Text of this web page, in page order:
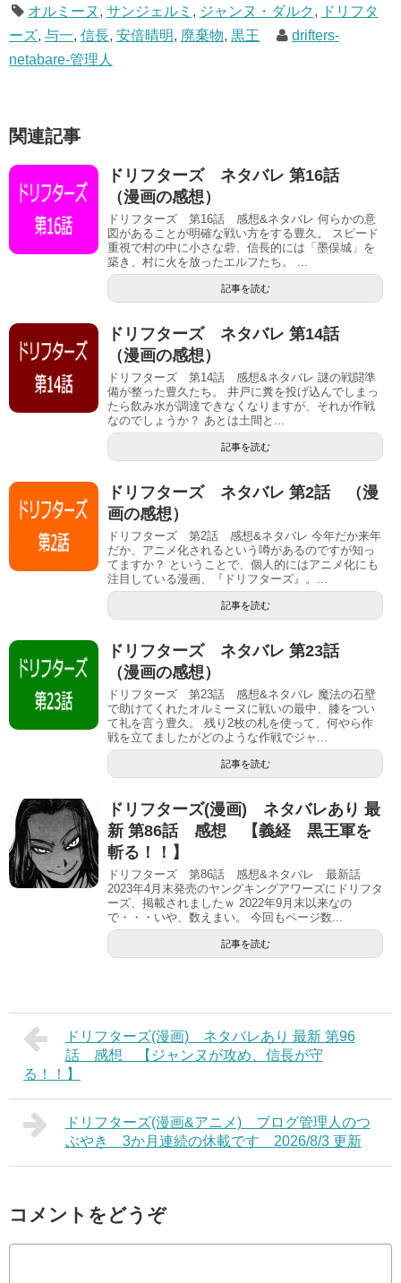
オルミーヌ , サンジェルミ , ジャンヌ・ダルク , ドリフタ
ーズ, 与一, 信長, 安倍晴明, 廃棄物, 黒王
drifters-
netabare-管理人
関連記事
ドリフターズ ネタバレ 第16話
（漫画の感想）
ドリフターズ 第16話 感想&ネタバレ 何らかの意
図があることが明確な戦い方をする豊久。 スピード
重視で村の中に小さな砦、信長的には「墨俣城」を
築き、村に火を放ったエルフたち。 ...
記事を読む
ドリフターズ ネタバレ 第14話
（漫画の感想）
ドリフターズ 第14話 感想&ネタバレ 謎の戦闘準
備が整った豊久たち。 井戸に糞を投げ込んでしまっ
たら飲み水が調達できなくなりますが、それが作戦
なのでしょうか？ あとは土間と...
記事を読む
ドリフターズ ネタバレ 第2話 （漫
画の感想）
ドリフターズ 第2話 感想&ネタバレ 今年だか来年
だか、アニメ化されるという噂があるのですが知っ
てますか？ ということで、個人的にはアニメ化にも
注目している漫画、『ドリフターズ』。...
記事を読む
ドリフターズ ネタバレ 第23話
（漫画の感想）
ドリフターズ 第23話 感想&ネタバレ 魔法の石壁
で助けてくれたオルミーヌに戦いの最中、膝をつい
て礼を言う豊久。 残り2枚の札を使って、何やら作
戦を立てましたがどのような作戦でジャ...
記事を読む
ドリフターズ(漫画) ネタバレあり 最
新 第86話 感想 【義経 黒王軍を
斬る！！】
ドリフターズ 第86話 感想&ネタバレ 最新話
2023年4月末発売のヤングキングアワーズにドリフタ
ーズ、掲載されましたｗ 2022年9月末以来なの
で・・・いや、数えまい。 今回もページ数...
記事を読む
ドリフターズ(漫画) ネタバレあり 最新 第96
話 感想 【ジャンヌが攻め、信長が守
る！！】
ドリフターズ(漫画&アニメ) ブログ管理人のつ
ぶやき 3か月連続の休載です 2026/8/3 更新
コメントをどうぞ